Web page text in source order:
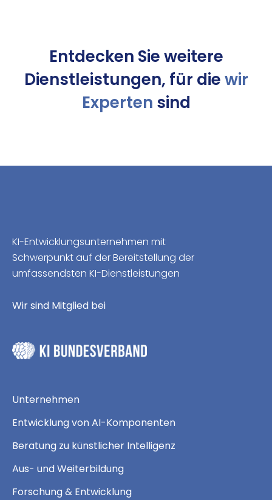
Entdecken Sie weitere
Dienstleistungen, für diewir
Experten sind
KI-Entwicklungsunternehmen mit
Schwerpunkt auf der Bereitstellung der
umfassendsten KI-Dienstleistungen
Wir sind Mitglied bei
Unternehmen
Entwicklung von AI-Komponenten
Beratung zu künstlicher Intelligenz
Aus- und Weiterbildung
Forschung & Entwicklung